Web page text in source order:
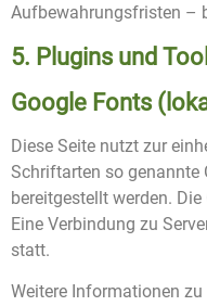
Aufbewahrungsfristen –
5. Plugins und
Google Fonts
Diese Seite nutzt zur
Schriftarten so genannte
bereitgestellt werden.
Eine Verbindung zu
statt.
Weitere Informationen